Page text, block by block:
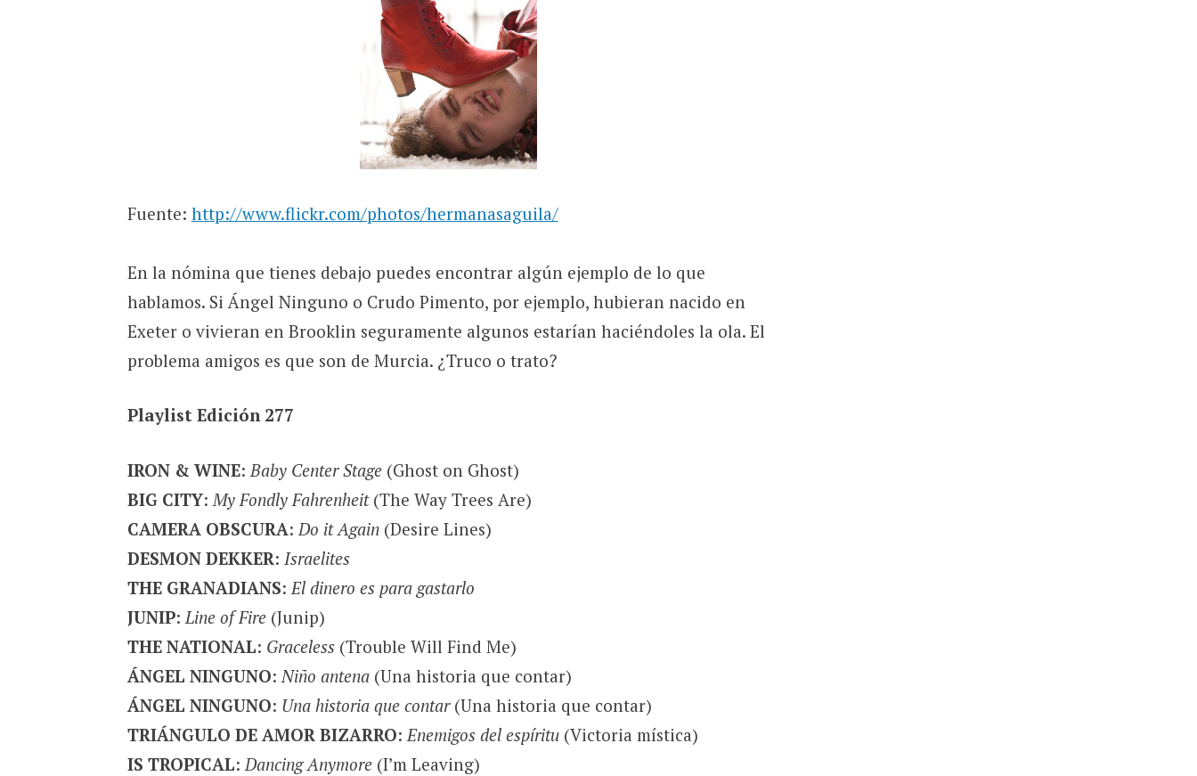
Fuente: http://www.flickr.com/photos/hermanasaguila/
En la nómina que tienes debajo puedes encontrar algún ejemplo de lo que
hablamos. Si Ángel Ninguno o Crudo Pimento, por ejemplo, hubieran nacido en
Exeter o vivieran en Brooklin seguramente algunos estarían haciéndoles la ola. El
problema amigos es que son de Murcia. ¿Truco o trato?
Playlist Edición 277
IRON & WINE: Baby Center Stage(Ghost on Ghost)
BIG CITY: My Fondly Fahrenheit(The Way Trees Are)
CAMERA OBSCURA: Do it Again(Desire Lines)
DESMON DEKKER: Israelites
THE GRANADIANS: El dinero es para gastarlo
JUNIP: Line of Fire(Junip)
THE NATIONAL: Graceless(Trouble Will Find Me)
ÁNGEL NINGUNO: Niño antena(Una historia que contar)
ÁNGEL NINGUNO: Una historia que contar(Una historia que contar)
TRIÁNGULO DE AMOR BIZARRO: Enemigos del espíritu(Victoria mística)
IS TROPICAL: Dancing Anymore(I’m Leaving)